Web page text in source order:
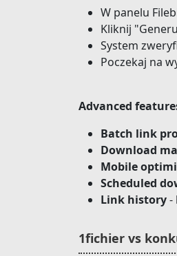
W panelu
Kliknij
System
Poczekaj na
Advanced
Batch link
Download
Mobile
Scheduled
Link history-
1fichier vs